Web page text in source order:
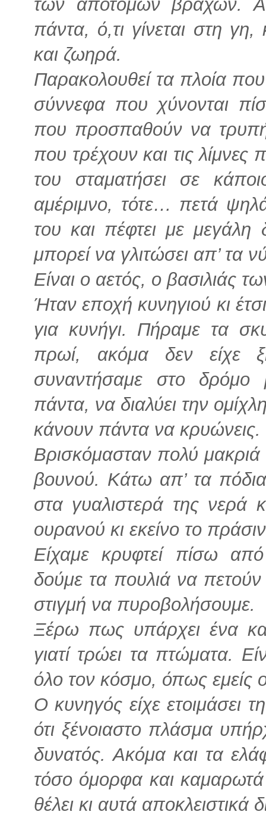
των απότομων βράχων.
πάντα, ό,τι γίνεται στη γη,
και ζωηρά.
Παρακολουθεί τα πλοία που
σύννεφα που χύνονται
που προσπαθούν να
που τρέχουν και τις λίμνες
του σταματήσει σε
αμέριμνο, τότε… πετά
του και πέφτει με
μπορεί να γλιτώσει απ’ τα
Είναι ο αετός, ο βασιλιάς
Ήταν εποχή κυνηγιού κι
για κυνήγι. Πήραμε τα
πρωί, ακόμα δεν είχε
συναντήσαμε στο δρόμο
πάντα, να διαλύει την
κάνουν πάντα να κρυώνεις.
Βρισκόμασταν πολύ μακριά
βουνού. Κάτω απ’ τα
στα γυαλιστερά της νερά
ουρανού κι εκείνο το
Είχαμε κρυφτεί πίσω
δούμε τα πουλιά να
στιγμή να πυροβολήσουμε.
Ξέρω πως υπάρχει ένα
γιατί τρώει τα πτώματα.
όλο τον κόσμο, όπως εμείς
Ο κυνηγός είχε ετοιμάσει
ότι ξένοιαστο πλάσμα
δυνατός. Ακόμα και τα
τόσο όμορφα και καμαρωτά
θέλει κι αυτά